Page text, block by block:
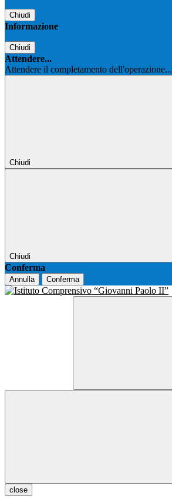
Chiudi
Informazione
Chiudi
Attendere...
Attendere il completamento dell'operazione...
Chiudi
Chiudi
Conferma
Annulla Conferma
close